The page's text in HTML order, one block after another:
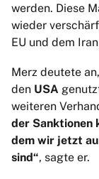
werden. Diese
wieder
EU und dem
Merz deutete
den USA
weiteren
der Sanktionen
dem wir jetzt
sind“, sagte er.